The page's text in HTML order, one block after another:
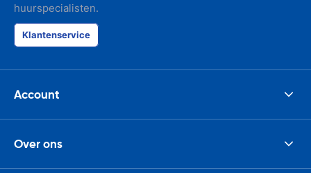
huurspecialisten.
Klantenservice
Account
Over ons